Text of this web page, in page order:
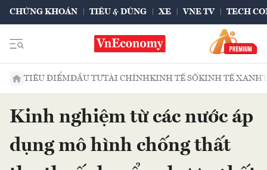
CHỨNG KHOÁN TIÊU & DÙNG XE VNE TV TECH
TIÊU ĐIỂMĐẦU TƯTÀI CHÍNHKINH TẾ SỐKINH TẾ XANH
Kinh nghiệm từ các nước áp
dụng mô hình chống thất